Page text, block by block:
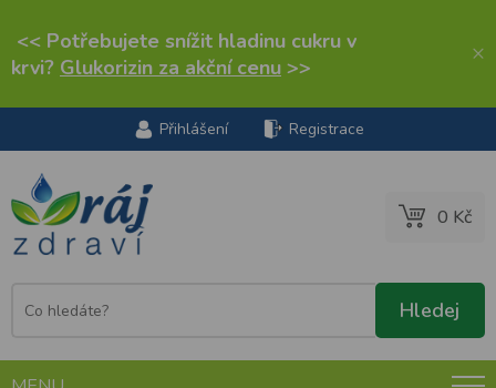
<< Potřebujete snížit hladinu cukru v
krvi? Glukorizin za akční cenu >> ×
Přihlášení Registrace
0 Kč